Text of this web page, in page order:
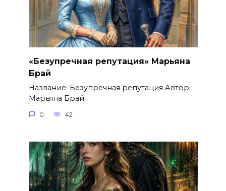
«Безупречная репутация» Марьяна
Брай
Название: Безупречная репутация Автор:
Марьяна Брай
0 42